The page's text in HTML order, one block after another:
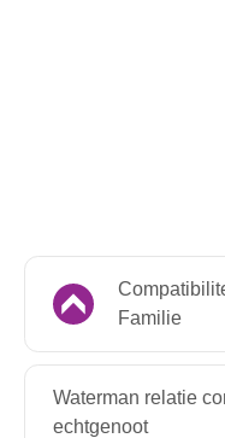
Familie
Waterman relatie
echtgenoot